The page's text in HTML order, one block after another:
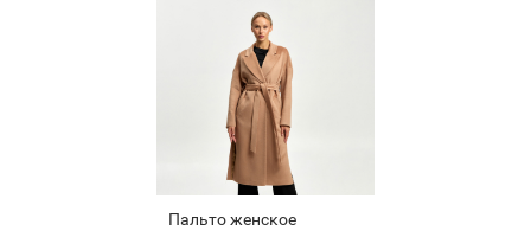
Пальто женское